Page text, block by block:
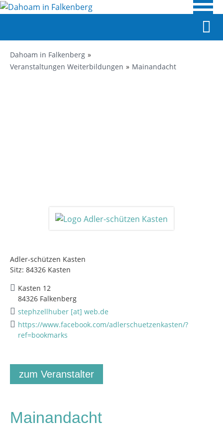
Dahoam in Falkenberg
Veranstaltungen Weiterbildungen
Mainandacht
Adler-schützen Kasten
Sitz: 84326 Kasten
Kasten 12
84326 Falkenberg
stephzellhuber [at] web.de
https://www.facebook.com/adlerschuetzenkasten/?
ref=bookmarks
zum Veranstalter
Mainandacht